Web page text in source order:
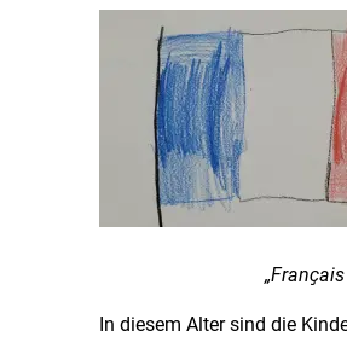
In diesem Alter sind die